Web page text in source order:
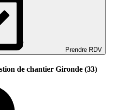
Prendre RDV
de chantier Gironde (33)